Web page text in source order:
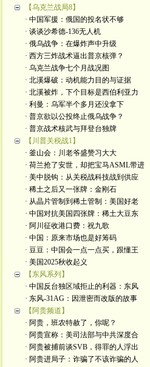
【乌克兰战局8】
· 中国军援：俄国的投名状不够
· 谈谈沙希德-136无人机
· 俄乌战争：在爆炸声中升级
· 西方三炸战术逼出普京核弹？
· 乌克兰战争七个月战况图
· 北溪爆破：动机能力目的与证据
· 北溪被炸，下个目标是西伯利亚力
· 利曼：乌军半个多月还没拿下
· 普京欲以公投终止俄乌战争？
· 普京战术核武与拜登台独牌
【川普关税战1】
· 釜山会：川老爷盛赞习大大
· 荷兰抢了安世，却把宝马ASML带进
· 美中脱钩：从关税战科技战到供应
· 稀土之后又一张牌：金刚石
· 从晶片管制到稀土管制：美国好老
· 中国对抗美国四张牌：稀土大豆东
· 阿川征收港口费：祝九歌
· 中国：原来市场也是好筹码
· 豆豆：中国会一点一点买，跟懂王
· 美国2025秋收起义
【东风系列】
· 中国反台独区域拒止的利器：东风
· 东风-31AG：因泄密而改版的故事
【阿贵频道】
· 阿贵，班农特赦了，你呢？
· 阿贵宣称：美司法部与中共深度合
· 阿贵被捕前谈SVB，得罪的人浮出
· 阿贵进局子：诈骗了不该诈骗的人